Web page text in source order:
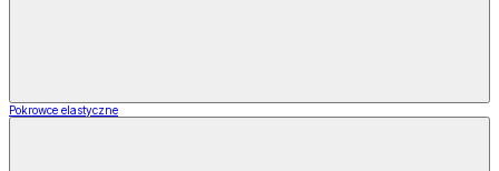
Pokrowce elastyczne